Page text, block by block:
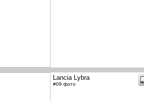
Lancia Lybra
#09 фото